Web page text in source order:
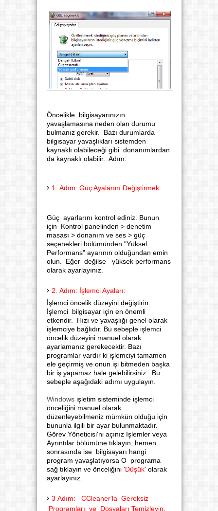
Öncelikle bilgisayarınızın
yavaşlamasına neden olan durumu
bulmanız gerekir. Bazı durumlarda
bilgisayar yavaşlıkları sistemden
kaynaklı olabileceği gibi donanımlardan
da kaynaklı olabilir. Adım:
1. Adım: Güç Ayalarını Değiştirmek.
Güç ayarlarını kontrol ediniz. Bunun
için Kontrol panelinden > denetim
masası > donanım ve ses > güç
seçenekleri bölümünden "Yüksel
Performans" ayarının olduğundan emin
olun. Eğer değilse yüksek performans
olarak ayarlayınız.
2. Adım: İşlemci Ayaları:
İşlemci öncelik düzeyini değiştirin.
İşlemci bilgisayar için en önemli
etkendir. Hızı ve yavaşlığı genel olarak
işlemciye bağlıdır. Bu sebeple işlemci
öncelik düzeyini manuel olarak
ayarlamanız gerekecektir. Bazı
programlar vardır ki işlemciyi tamamen
ele geçirmiş ve onun işi bitmeden başka
bir iş yapamaz hale gelebilirsiniz. Bu
sebeple aşağıdaki adımı uygulayın.
Windowsişletim sisteminde işlemci
önceliğini manuel olarak
düzenleyebilmeniz mümkün olduğu için
bununla ilgili bir ayar bulunmaktadır.
Görev Yöneticisi'ni açınız İşlemler veya
Ayrıntılar bölümüne tıklayın, hemen
sonrasında ise bilgisayarı hangi
program yavaşlatıyorsa O programa
sağ tıklayın ve önceliğini 'Düşük' olarak
ayarlayınız.
3 Adım: CCleaner'la Gereksiz
Programları ve Dosyaları Temizleyin.